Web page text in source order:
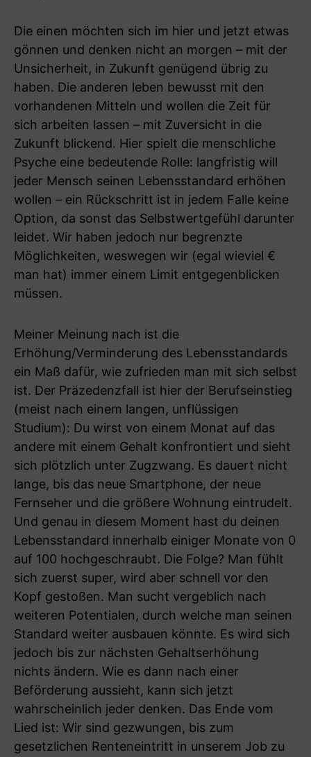
Die einen möchten sich im hier und jetzt etwas
gönnen und denken nicht an morgen – mit der
Unsicherheit, in Zukunft genügend übrig zu
haben. Die anderen leben bewusst mit den
vorhandenen Mitteln und wollen die Zeit für
sich arbeiten lassen – mit Zuversicht in die
Zukunft blickend. Hier spielt die menschliche
Psyche eine bedeutende Rolle: langfristig will
jeder Mensch seinen Lebensstandard erhöhen
wollen – ein Rückschritt ist in jedem Falle keine
Option, da sonst das Selbstwertgefühl darunter
leidet. Wir haben jedoch nur begrenzte
Möglichkeiten, weswegen wir (egal wieviel €
man hat) immer einem Limit entgegenblicken
müssen.
Meiner Meinung nach ist die
Erhöhung/Verminderung des Lebensstandards
ein Maß dafür, wie zufrieden man mit sich selbst
ist. Der Präzedenzfall ist hier der Berufseinstieg
(meist nach einem langen, unflüssigen
Studium): Du wirst von einem Monat auf das
andere mit einem Gehalt konfrontiert und sieht
sich plötzlich unter Zugzwang. Es dauert nicht
lange, bis das neue Smartphone, der neue
Fernseher und die größere Wohnung eintrudelt.
Und genau in diesem Moment hast du deinen
Lebensstandard innerhalb einiger Monate von 0
auf 100 hochgeschraubt. Die Folge? Man fühlt
sich zuerst super, wird aber schnell vor den
Kopf gestoßen. Man sucht vergeblich nach
weiteren Potentialen, durch welche man seinen
Standard weiter ausbauen könnte. Es wird sich
jedoch bis zur nächsten Gehaltserhöhung
nichts ändern. Wie es dann nach einer
Beförderung aussieht, kann sich jetzt
wahrscheinlich jeder denken. Das Ende vom
Lied ist: Wir sind gezwungen, bis zum
gesetzlichen Renteneintritt in unserem Job zu